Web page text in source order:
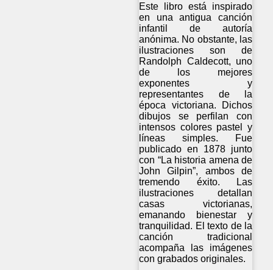
Este libro está inspirado
en una antigua canción
infantil de autoría
anónima. No obstante, las
ilustraciones son de
Randolph Caldecott, uno
de los mejores
exponentes y
representantes de la
época victoriana. Dichos
dibujos se perfilan con
intensos colores pastel y
líneas simples. Fue
publicado en 1878 junto
con “La historia amena de
John Gilpin”, ambos de
tremendo éxito. Las
ilustraciones detallan
casas victorianas,
emanando bienestar y
tranquilidad. El texto de la
canción tradicional
acompaña las imágenes
con grabados originales.